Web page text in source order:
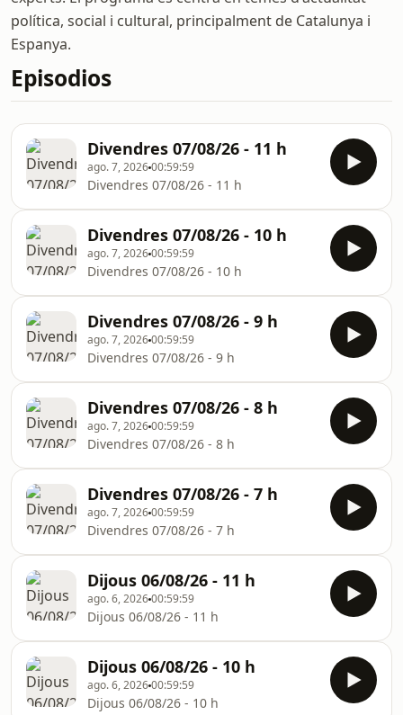
política, social i cultural, principalment de Catalunya i
Espanya.
Episodios
Divendres 07/08/26 - 11 h
ago. 7, 202600:59:59
Divendres 07/08/26 - 11 h
Divendres 07/08/26 - 10 h
ago. 7, 202600:59:59
Divendres 07/08/26 - 10 h
Divendres 07/08/26 - 9 h
ago. 7, 202600:59:59
Divendres 07/08/26 - 9 h
Divendres 07/08/26 - 8 h
ago. 7, 202600:59:59
Divendres 07/08/26 - 8 h
Divendres 07/08/26 - 7 h
ago. 7, 202600:59:59
Divendres 07/08/26 - 7 h
Dijous 06/08/26 - 11 h
ago. 6, 202600:59:59
Dijous 06/08/26 - 11 h
Dijous 06/08/26 - 10 h
ago. 6, 202600:59:59
Dijous 06/08/26 - 10 h